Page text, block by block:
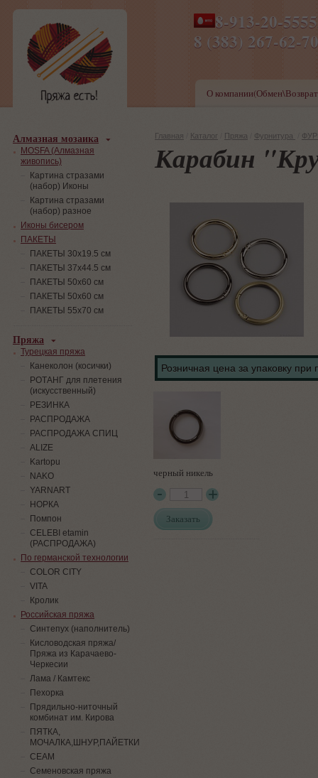
8-913-20-
8 (383) 267-
ПН-ПТ 8-17,СБ-ВС 9-
О
Главная Каталог Пряжа Фурнитура
Карабин
Розничная цена за упаковку при
черный никель
Заказать
Алмазная мозаика
MOSFA (Алмазная
живопись)
Картина стразами
(набор) Иконы
Картина стразами
(набор) разное
Иконы бисером
ПАКЕТЫ
ПАКЕТЫ 30х19.5 см
ПАКЕТЫ 37х44.5 см
ПАКЕТЫ 50х60 см
ПАКЕТЫ 50х60 см
ПАКЕТЫ 55х70 см
Пряжа
Турецкая пряжа
Канеколон (косички)
РОТАНГ для плетения
(искусственный)
PЕЗИНКА
РАСПРОДАЖА
РАСПРОДАЖА СПИЦ
ALIZE
Kartopu
NAKO
YARNART
НОРКА
Помпон
СELEBI etamin
(РАСПРОДАЖА)
По германской технологии
COLOR CITY
VITA
Кролик
Российская пряжа
Синтепух (наполнитель)
Кисловодская пряжа/
Пряжа из Карачаево-
Черкесии
Лама / Камтекс
Пехорка
Прядильно-ниточный
комбинат им. Кирова
ПЯТКА,
МОЧАЛКА,ШНУР,ПАЙЕТКИ
СЕАМ
Семеновская пряжа